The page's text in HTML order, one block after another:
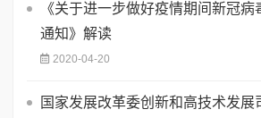
《关于进一步做好疫情期间新冠
通知》解读
2020-04-20
国家发展改革委创新和高技术发展